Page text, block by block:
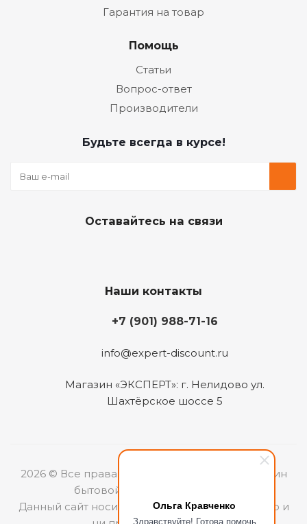
Ольга Кравченко
Здравствуйте! Готова помочь
Гарантия на товар
Помощь
Статьи
Вопрос-ответ
Производители
Будьте всегда в курсе!
Оставайтесь на связи
Наши контакты
+7 (901) 988-71-16
info@expert-discount.ru
Магазин «ЭКСПЕРТ»: г. Нелидово ул.
Шахтёрское шоссе 5
2026 © Все права защищены. Интернет-магазин
бытовой техники «ЭКСПЕРТ».
Данный сайт носит информационный характер и